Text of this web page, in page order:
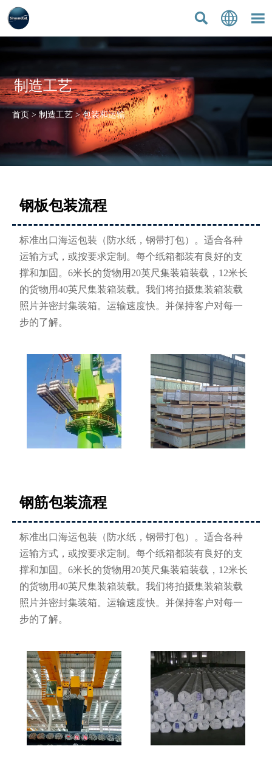
  
制造工艺
首页 >制造工艺>包装和运输
钢板包装流程
标准出口海运包装（防水纸，钢带打包）。适合各种
运输方式，或按要求定制。每个纸箱都装有良好的支
撑和加固。6米长的货物用20英尺集装箱装载，12米长
的货物用40英尺集装箱装载。我们将拍摄集装箱装载
照片并密封集装箱。运输速度快。并保持客户对每一
步的了解。
钢筋包装流程
标准出口海运包装（防水纸，钢带打包）。适合各种
运输方式，或按要求定制。每个纸箱都装有良好的支
撑和加固。6米长的货物用20英尺集装箱装载，12米长
的货物用40英尺集装箱装载。我们将拍摄集装箱装载
照片并密封集装箱。运输速度快。并保持客户对每一
步的了解。